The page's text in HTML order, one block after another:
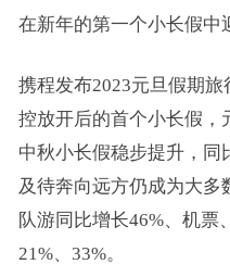
在新年的第一个小长假中
携程发布2023元旦假期
控放开后的首个小长假，
中秋小长假稳步提升，同
及待奔向远方仍成为大多
队游同比增长46%、机票
21%、33%。